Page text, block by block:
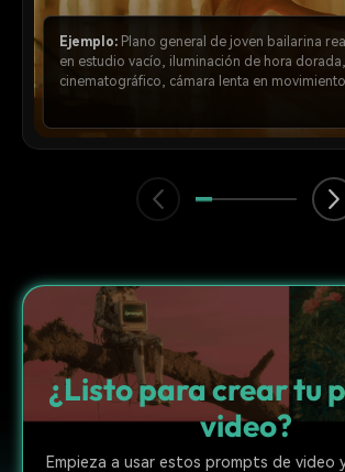
Ejemplo: Plano general de joven bailarina
en estudio vacío, iluminación de hora
cinematográfico, cámara lenta en
¿Listo para crear tu
video?
Empieza a usar estos prompts de video